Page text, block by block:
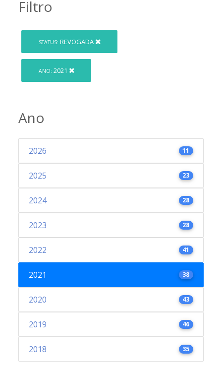
Filtro
STATUS: REVOGADA
ANO: 2021
Ano
2026 11
2025 23
2024 28
2023 28
2022 41
2021 38
2020 43
2019 46
2018 35